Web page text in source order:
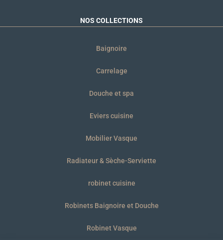
NOS COLLECTIONS
Baignoire
Carrelage
Douche et spa
Eviers cuisine
Mobilier Vasque
Radiateur & Sèche-Serviette
robinet cuisine
Robinets Baignoire et Douche
Robinet Vasque